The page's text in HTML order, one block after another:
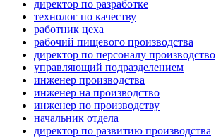
директор по разработке
технолог по качеству
работник цеха
рабочий пищевого производства
директор по персоналу производство
управляющий подразделением
инженер производства
инженер на производство
инженер по производству
начальник отдела
директор по развитию производства